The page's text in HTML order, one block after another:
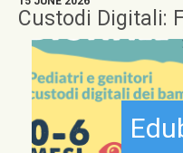
Custodi Digitali: